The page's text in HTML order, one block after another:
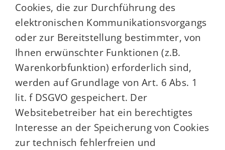
Cookies, die zur Durchführung des
elektronischen Kommunikationsvorgangs
oder zur Bereitstellung bestimmter, von
Ihnen erwünschter Funktionen (z.B.
Warenkorbfunktion) erforderlich sind,
werden auf Grundlage von Art. 6 Abs. 1
lit. f DSGVO gespeichert. Der
Websitebetreiber hat ein berechtigtes
Interesse an der Speicherung von Cookies
zur technisch fehlerfreien und